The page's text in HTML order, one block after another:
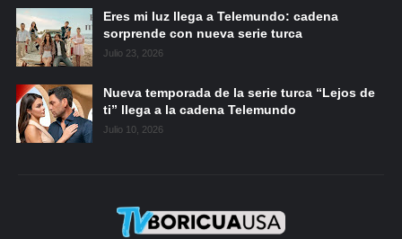
Eres mi luz llega a Telemundo: cadena
sorprende con nueva serie turca
Julio 23, 2026
Nueva temporada de la serie turca “Lejos de
ti” llega a la cadena Telemundo
Julio 10, 2026